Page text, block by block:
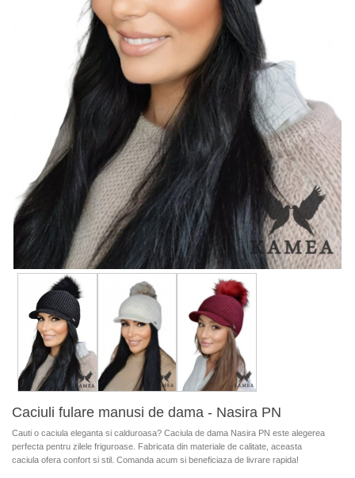
Caciuli fulare manusi de dama - Nasira PN
Cauti o caciula eleganta si calduroasa? Caciula de dama Nasira PN este alegerea
perfecta pentru zilele friguroase. Fabricata din materiale de calitate, aceasta
caciula ofera confort si stil. Comanda acum si beneficiaza de livrare rapida!